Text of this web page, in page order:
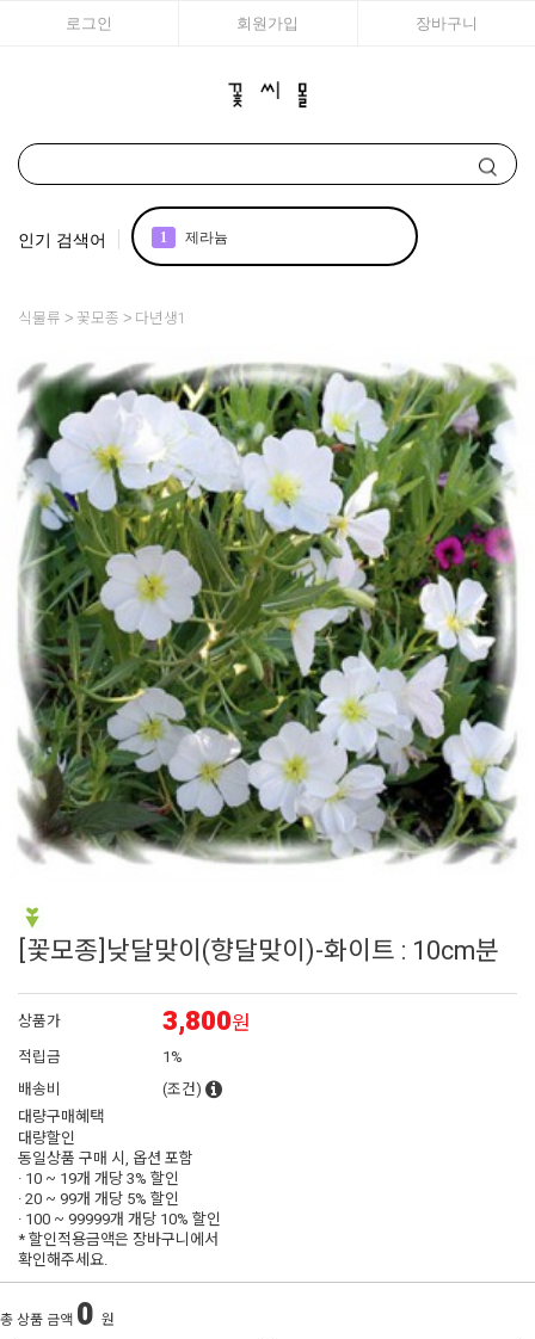
로그인 회원가입 장바구니
인기 검색어 1 제라늄
리갈
5 꽃씨
6 장미
7 리갈 제라늄
8 접시꽃
9 딸기
10 숙근
식물류 꽃모종 다년생1
[꽃모종]낮달맞이(향달맞이)-화이트 : 10cm분
상품가 3,800원
적립금
1%
배송비
(조건)
대량구매혜택
대량할인
동일상품 구매 시, 옵션 포함
· 10 ~ 19개 개당3% 할인
· 20 ~ 99개 개당 5% 할인
· 100 ~ 99999개 개당 10% 할인
* 할인적용금액은 장바구니에서
확인해주세요.
총 상품 금액 0 원